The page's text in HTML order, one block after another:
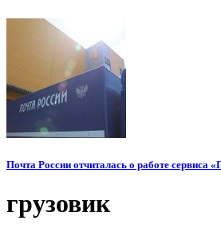
Почта России отчиталась о работе сервиса
грузовик